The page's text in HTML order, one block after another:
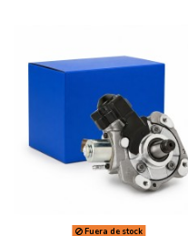
Fuera de stock